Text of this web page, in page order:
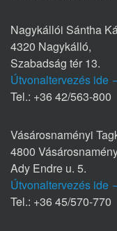
Nagykállói Sántha
4320 Nagykálló,
Szabadság tér 13.
Útvonaltervezés ide
Tel.: +36 42/563-800
Vásárosnaményi
4800
Ady Endre u. 5.
Útvonaltervezés ide
Tel.: +36 45/570-770